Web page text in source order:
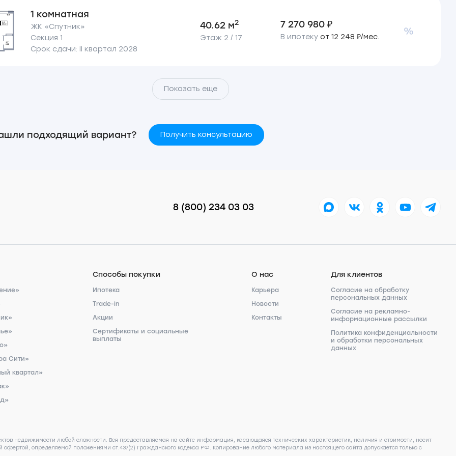
1 комнатная
ЖК «Спутник»
Секция 1
Срок сдачи: II квартал 2028
40.62 м2
Этаж 2 / 17
7 270 980 ₽
В ипотеку от 12 248 ₽/мес.
Показать еще
подходящий вариант? Получить консультацию
8 (800) 234 03 03
Сити»
квартал»
Способы покупки
Ипотека
Trade-in
Акции
Сертификаты и социальные
выплаты
О нас
Карьера
Новости
Контакты
Для клиентов
Согласие на обработку
персональных данных
Согласие на рекламно-
информационные рассылки
Политика конфиденциальности
и обработки персональных
данных
недвижимости любой сложности. Вся предоставляемая на сайте информация, касающаяся технических характеристик, наличия и стоимости, носит
определяемой положениями ст.437(2) Гражданского кодекса РФ. Копирование любого материала из настоящего сайта допускается только с